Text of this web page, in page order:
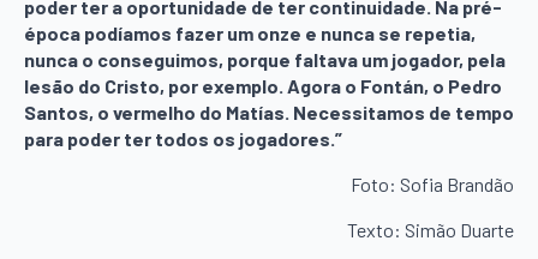
poder ter a oportunidade de ter continuidade. Na pré-
época podíamos fazer um onze e nunca se repetia,
nunca o conseguimos, porque faltava um jogador, pela
lesão do Cristo, por exemplo. Agora o Fontán, o Pedro
Santos, o vermelho do Matías. Necessitamos de tempo
para poder ter todos os jogadores.”
Foto: Sofia Brandão
Texto: Simão Duarte